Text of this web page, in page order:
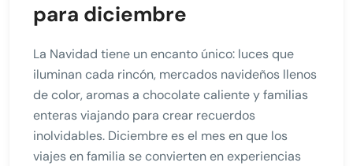
para diciembre
La Navidad tiene un encanto único: luces que
iluminan cada rincón, mercados navideños llenos
de color, aromas a chocolate caliente y familias
enteras viajando para crear recuerdos
inolvidables. Diciembre es el mes en que los
viajes en familia se convierten en experiencias